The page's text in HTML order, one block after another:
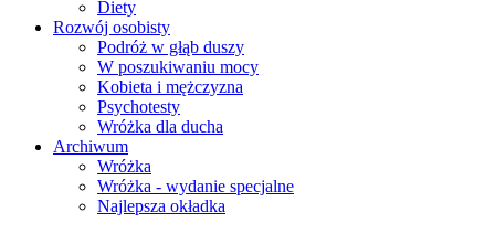
Diety
Rozwój osobisty
Podróż w głąb duszy
W poszukiwaniu mocy
Kobieta i mężczyzna
Psychotesty
Wróżka dla ducha
Archiwum
Wróżka
Wróżka - wydanie specjalne
Najlepsza okładka